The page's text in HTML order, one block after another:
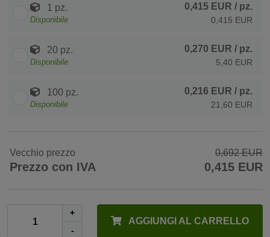
1 pz.
Disponibile
0,415 EUR / pz.
0,415 EUR
20 pz.
Disponibile
0,270 EUR / pz.
5,40 EUR
100 pz.
Disponibile
0,216 EUR / pz.
21,60 EUR
Vecchio prezzo 0,692 EUR
Prezzo con IVA 0,415 EUR
+
-
AGGIUNGI AL CARRELLO